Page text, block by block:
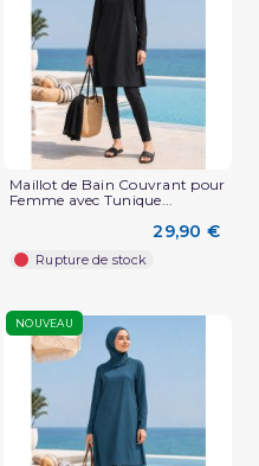
Maillot de Bain Couvrant pour
Femme avec Tunique...
29,90 €
Rupture de stock
NOUVEAU